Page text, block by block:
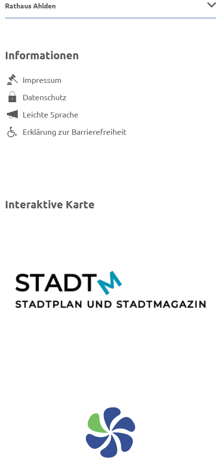
Rathaus Ahlden
Informationen
Impressum
Datenschutz
Leichte Sprache
Erklärung zur Barrierefreiheit
Interaktive Karte